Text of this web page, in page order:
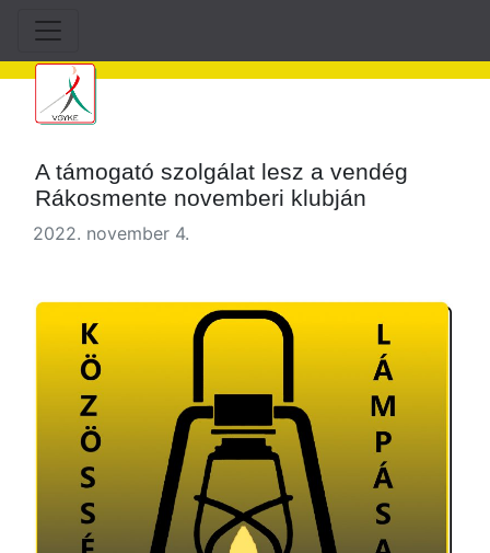
A támogató szolgálat lesz a vendég
Rákosmente novemberi klubján
2022. november 4.